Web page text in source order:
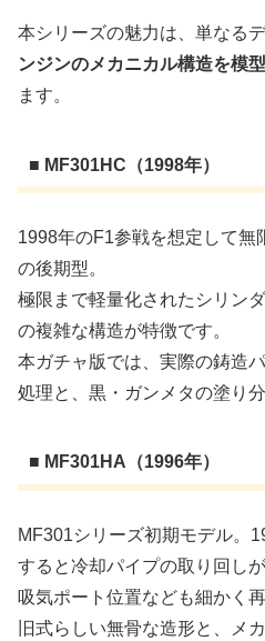
本シリーズの魅力は、単なる
ンジンのメカニカル構造を模
ます。
■ MF301HC（1998年）
1998年のF1参戦を想定して無
の後期型。
極限まで軽量化されたシリン
の複雑な構造が特徴です。
本ガチャ版では、実際の鋳造
処理と、黒・ガンメタの塗り
■ MF301HA（1996年）
MF301シリーズ初期モデル。
すると冷却パイプの取り回しが
吸気ポート位置なども細かく
旧式らしい無骨な造形と、メ